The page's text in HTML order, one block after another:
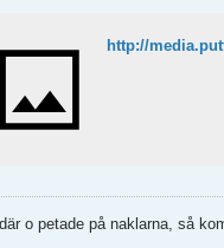
http://
o petade på naklarna, så